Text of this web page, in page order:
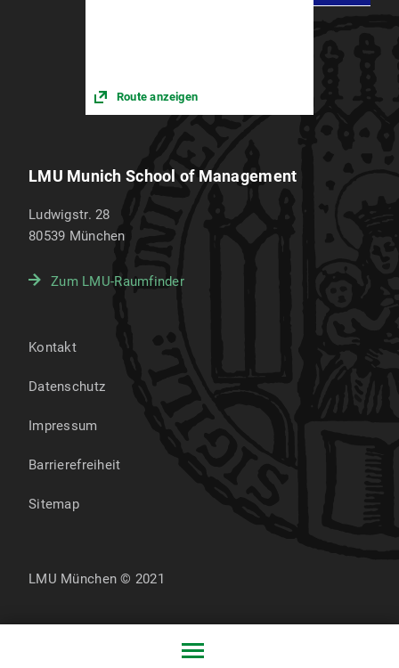
Route anzeigen
LMU Munich School of Management
Ludwigstr. 28
80539 München
Zum LMU-Raumfinder
Kontakt
Datenschutz
Impressum
Barrierefreiheit
Sitemap
LMU München © 2021